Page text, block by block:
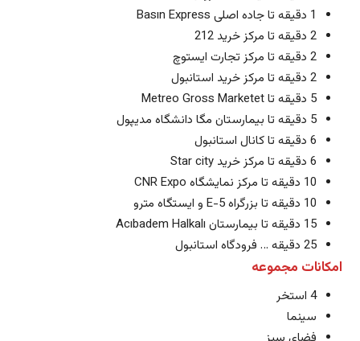
1 دقیقه تا جاده اصلی Basın Express
2 دقیقه تا مرکز خرید 212
2 دقیقه تا مرکز تجارت ایستوچ
2 دقیقه تا مرکز خرید استانبول
5 دقیقه تا Metreo Gross Marketet
5 دقیقه تا بیمارستان مگا دانشگاه مدیپول
6 دقیقه تا کانال استانبول
6 دقیقه تا مرکز خرید Star city
10 دقیقه تا مرکز نمایشگاه CNR Expo
10 دقیقه تا بزرگراه E-5 و ایستگاه مترو
15 دقیقه تا بیمارستان Acıbadem Halkalı
25 دقیقه … فرودگاه استانبول
امکانات مجموعه
4 استخر
سینما